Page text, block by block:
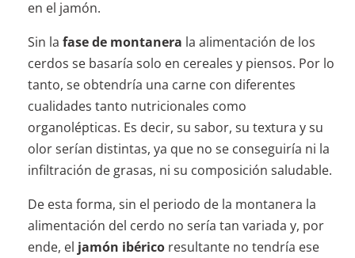
en el jamón.
Sin la fase de montanera la alimentación de los
cerdos se basaría solo en cereales y piensos. Por lo
tanto, se obtendría una carne con diferentes
cualidades tanto nutricionales como
organolépticas. Es decir, su sabor, su textura y su
olor serían distintas, ya que no se conseguiría ni la
infiltración de grasas, ni su composición saludable.
De esta forma, sin el periodo de la montanera la
alimentación del cerdo no sería tan variada y, por
ende, el jamón ibéricoresultante no tendría ese